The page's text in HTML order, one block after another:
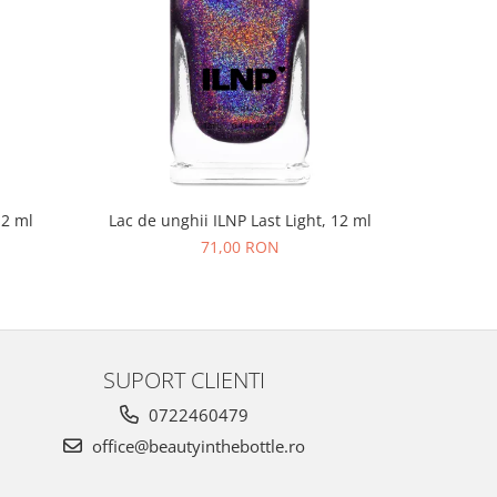
ml
Lac de unghii ILNP Last Light, 12 ml
71,00 RON
SUPORT CLIENTI
0722460479
office@beautyinthebottle.ro